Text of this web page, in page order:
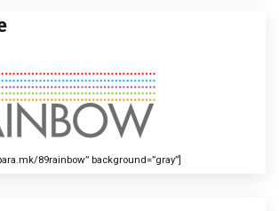
89rainbow” background=”gray”]